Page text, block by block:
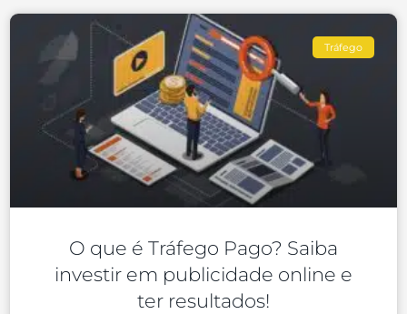
Tráfego
O que é Tráfego Pago? Saiba
investir em publicidade online e
ter resultados!